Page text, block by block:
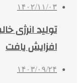
۱۴۰۲/۱۱/۰۳
افزایش یافت
۱۴۰۳/۰۹/۲۴